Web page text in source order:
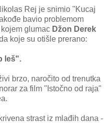
Rej je snimio "Kucaj
bavio problemom
glumac Džon Derek
koje su otišle prerano:
leš".
brzo, naročito od trenutka
za film "Istočno od raja"
strast iz mlađih dana -